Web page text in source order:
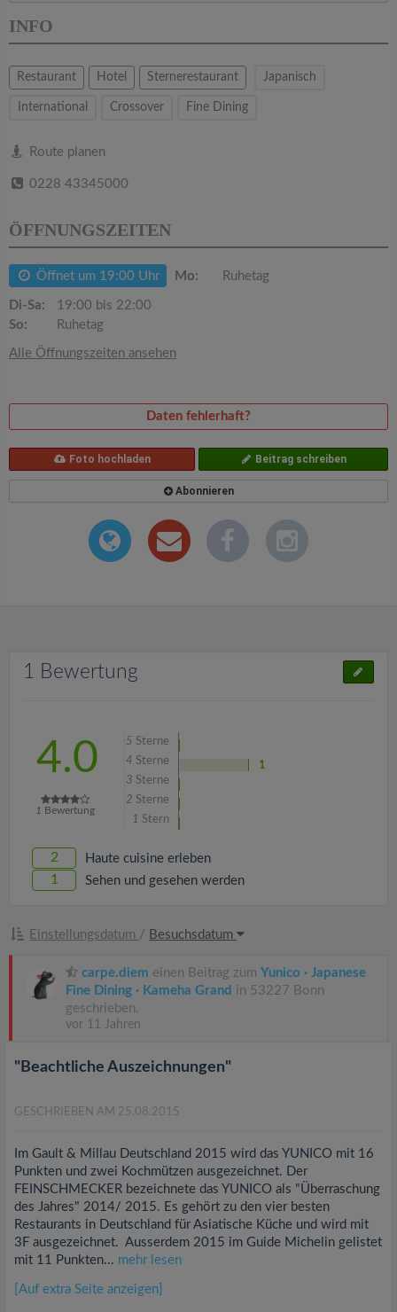
INFO
Restaurant Hotel Sternerestaurant Japanisch
International Crossover Fine Dining
Route planen
0228 43345000
ÖFFNUNGSZEITEN
Öffnet um 19:00 Uhr Mo: Ruhetag
Di-Sa:
19:00 bis 22:00
So:
Ruhetag
Alle Öffnungszeiten ansehen
Daten fehlerhaft?
Foto hochladen Beitrag schreiben
Abonnieren
1 Bewertung
4.0
1 Bewertung
5 Sterne
4 Sterne
1
3 Sterne
2 Sterne
1 Stern
2 Haute cuisine erleben
1 Sehen und gesehen werden
Einstellungsdatum / Besuchsdatum
carpe.diem einen Beitrag zum Yunico · Japanese
Fine Dining · Kameha Grand in 53227 Bonn
geschrieben.
vor 11 Jahren
"Beachtliche Auszeichnungen"
GESCHRIEBEN AM 25.08.2015
Im Gault & Millau Deutschland 2015 wird das YUNICO mit 16
Punkten und zwei Kochmützen ausgezeichnet. Der
FEINSCHMECKER bezeichnete das YUNICO als "Überraschung
des Jahres" 2014/ 2015. Es gehört zu den vier besten
Restaurants in Deutschland für Asiatische Küche und wird mit
3F ausgezeichnet. Ausserdem 2015 im Guide Michelin gelistet
mit 11 Punkten... mehr lesen
[Auf extra Seite anzeigen]
i
t
i
o